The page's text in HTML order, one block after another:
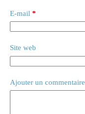
E-mail *
Site web
Ajouter un commentaire